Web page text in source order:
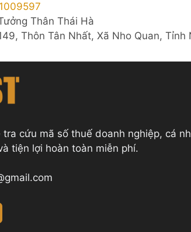
Thân Thái Hà
Thôn Tân Nhất, Xã Nho Quan, Tỉnh
tra cứu mã số thuế doanh nghiệp, cá
tiện lợi hoàn toàn miễn phí.